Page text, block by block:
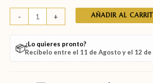
- + AÑADIR AL
📦¿Lo quieres pronto?
Recíbelo entre el 11 de Agostoy el 12